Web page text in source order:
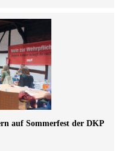
auf Sommerfest der DKP